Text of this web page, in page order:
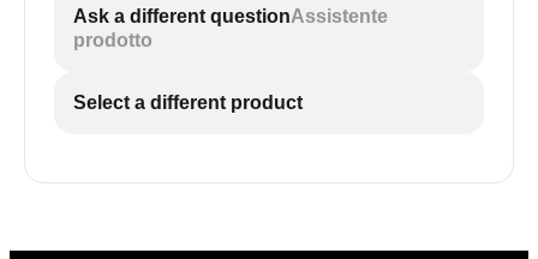
Ask a different questionAssistente
prodotto
Select a different product